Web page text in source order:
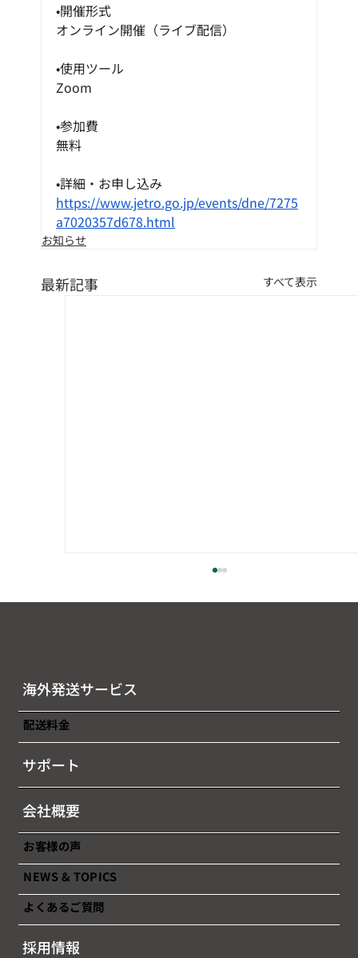
•開催形式
オンライン開催（ライブ配信）
•使用ツール
Zoom
•参加費
無料
•詳細・お申し込み
https://www.jetro.go.jp/events/dne/7275
a7020357d678.html
お知らせ
最新記事 すべて表示
海外発送サービス
配送料金
サポート
会社概要
お客様の声
NEWS & TOPICS
よくあるご質問
採用情報